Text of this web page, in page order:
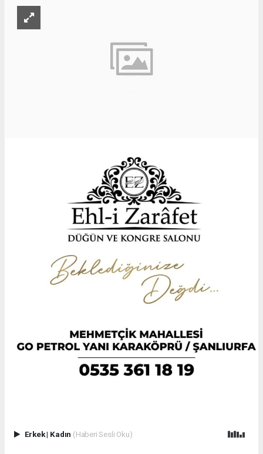
Erkek| Kadın (Haberi Sesli Oku)